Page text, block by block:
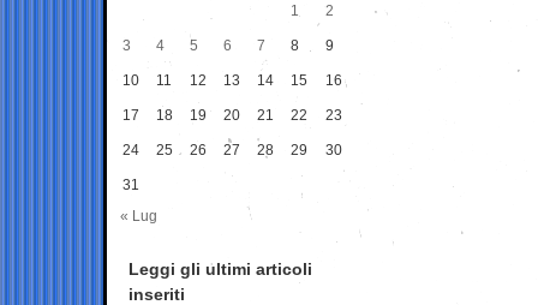
1
2
3 4 5 6 7 8 9
10 11 12 13 14 15 16
17 18 19 20 21 22 23
24 25 26 27 28 29 30
31
« Lug
Leggi gli ultimi articoli
inseriti